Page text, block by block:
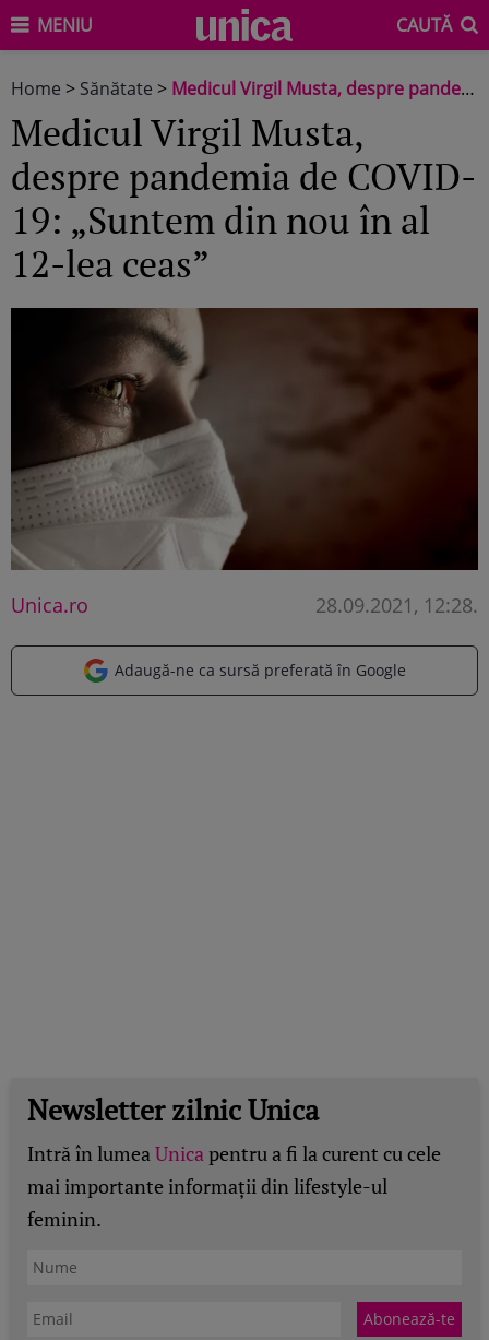
MENIU CAUTĂ
Home > Sănătate > Medicul Virgil Musta, despre pandemia de COVID-19: „Suntem din nou în al 12-lea ceas”
Medicul Virgil Musta,
despre pandemia de COVID-
19: „Suntem din nou în al
12-lea ceas”
Unica.ro 28.09.2021, 12:28.
Adaugă-ne ca sursă preferată în Google
Newsletter zilnic Unica
Intră în lumeaUnicapentru a fi la curent cu cele
mai importante informații din lifestyle-ul
feminin.